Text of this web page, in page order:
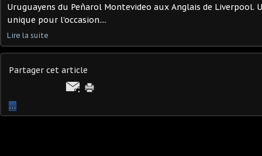
Uruguayens du Peñarol Montevideo aux Anglais de Liverpool.
unique pour l'occasion....
Lire la suite
Partager cet article
…